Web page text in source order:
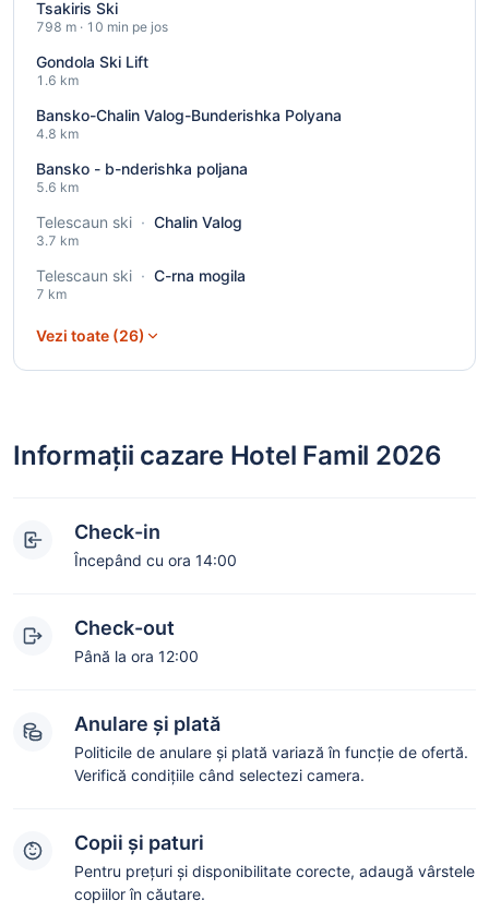
Tsakiris Ski
798 m · 10 min pe jos
Gondola Ski Lift
1.6 km
Bansko-Chalin Valog-Bunderishka Polyana
4.8 km
Bansko - b-nderishka poljana
5.6 km
Telescaun ski · Chalin Valog
3.7 km
Telescaun ski · C-rna mogila
7 km
Vezi toate (26)
Informații cazare Hotel Famil 2026
Check-in
Începând cu ora 14:00
Check-out
Până la ora 12:00
Anulare și plată
Politicile de anulare și plată variază în funcție de ofertă.
Verifică condițiile când selectezi camera.
Copii și paturi
Pentru prețuri și disponibilitate corecte, adaugă vârstele
copiilor în căutare.